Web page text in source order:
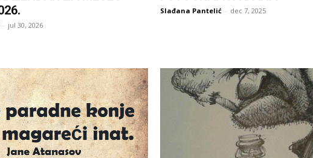
- jul 30, 2026
Slađana Pantelić - dec 7, 2025